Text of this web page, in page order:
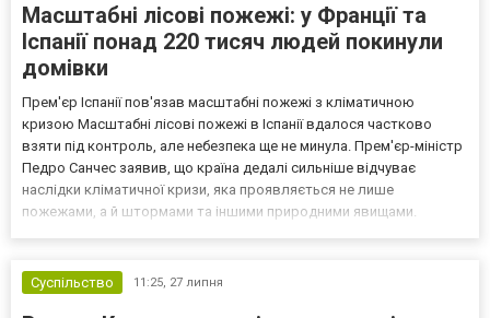
Масштабні лісові пожежі: у Франції та
Іспанії понад 220 тисяч людей покинули
домівки
Прем'єр Іспанії пов'язав масштабні пожежі з кліматичною
кризою Масштабні лісові пожежі в Іспанії вдалося частково
взяти під контроль, але небезпека ще не минула. Прем'єр-міністр
Педро Санчес заявив, що країна дедалі сильніше відчуває
наслідки кліматичної кризи, яка проявляється не лише
пожежами, а й штормами та іншими природними явищами.
Суспільство
11:25, 27 липня